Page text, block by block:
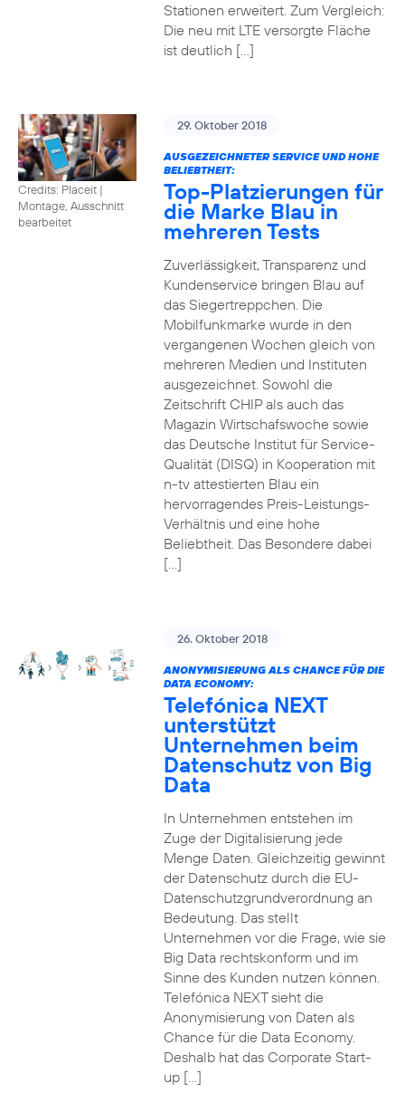
Stationen erweitert. Zum Vergleich:
Die neu mit LTE versorgte Fläche
ist deutlich […]
Credits: Placeit |
Montage, Ausschnitt
bearbeitet
29. Oktober 2018
AUSGEZEICHNETER SERVICE UND HOHE
BELIEBTHEIT:
Top-Platzierungen für
die Marke Blau in
mehreren Tests
Zuverlässigkeit, Transparenz und
Kundenservice bringen Blau auf
das Siegertreppchen. Die
Mobilfunkmarke wurde in den
vergangenen Wochen gleich von
mehreren Medien und Instituten
ausgezeichnet. Sowohl die
Zeitschrift CHIP als auch das
Magazin Wirtschafswoche sowie
das Deutsche Institut für Service-
Qualität (DISQ) in Kooperation mit
n-tv attestierten Blau ein
hervorragendes Preis-Leistungs-
Verhältnis und eine hohe
Beliebtheit. Das Besondere dabei
[…]
26. Oktober 2018
ANONYMISIERUNG ALS CHANCE FÜR DIE
DATA ECONOMY:
Telefónica NEXT
unterstützt
Unternehmen beim
Datenschutz von Big
Data
In Unternehmen entstehen im
Zuge der Digitalisierung jede
Menge Daten. Gleichzeitig gewinnt
der Datenschutz durch die EU-
Datenschutzgrundverordnung an
Bedeutung. Das stellt
Unternehmen vor die Frage, wie sie
Big Data rechtskonform und im
Sinne des Kunden nutzen können.
Telefónica NEXT sieht die
Anonymisierung von Daten als
Chance für die Data Economy.
Deshalb hat das Corporate Start-
up […]